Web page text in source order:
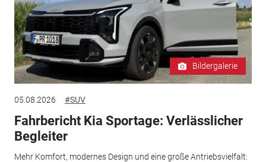
Bildergalerie
05.08.2026 #SUV
Fahrbericht Kia Sportage: Verlässlicher
Begleiter
Mehr Komfort, modernes Design und eine große Antriebsvielfalt: